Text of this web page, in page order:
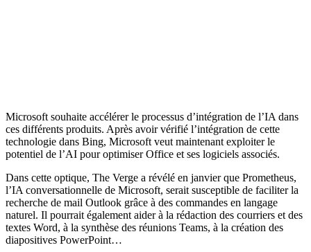
Microsoft souhaite accélérer le processus d’intégration de l’IA dans
ces différents produits. Après avoir vérifié l’intégration de cette
technologie dans Bing, Microsoft veut maintenant exploiter le
potentiel de l’AI pour optimiser Office et ses logiciels associés.
Dans cette optique, The Verge a révélé en janvier que Prometheus,
l’IA conversationnelle de Microsoft, serait susceptible de faciliter la
recherche de mail Outlook grâce à des commandes en langage
naturel. Il pourrait également aider à la rédaction des courriers et des
textes Word, à la synthèse des réunions Teams, à la création des
diapositives PowerPoint…